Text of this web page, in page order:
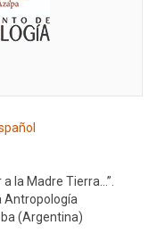
la Madre Tierra…”.
Antropología
(Argentina)